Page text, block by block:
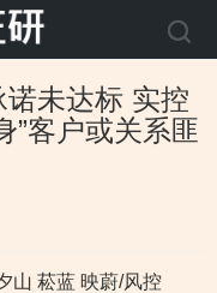
未达标 实控
”客户或关系匪
山 菘蓝 映蔚/风控